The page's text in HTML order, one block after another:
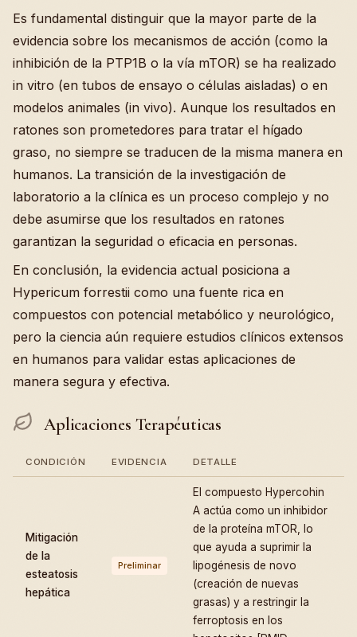
Es fundamental distinguir que la mayor parte de la
evidencia sobre los mecanismos de acción (como la
inhibición de la PTP1B o la vía mTOR) se ha realizado
in vitro (en tubos de ensayo o células aisladas) o en
modelos animales (in vivo). Aunque los resultados en
ratones son prometedores para tratar el hígado
graso, no siempre se traducen de la misma manera en
humanos. La transición de la investigación de
laboratorio a la clínica es un proceso complejo y no
debe asumirse que los resultados en ratones
garantizan la seguridad o eficacia en personas.
En conclusión, la evidencia actual posiciona a
Hypericum forrestii como una fuente rica en
compuestos con potencial metabólico y neurológico,
pero la ciencia aún requiere estudios clínicos extensos
en humanos para validar estas aplicaciones de
manera segura y efectiva.
Aplicaciones Terapéuticas
CONDICIÓN EVIDENCIA DETALLE
Mitigación
de la
esteatosis
hepática
Preliminar
El compuesto Hypercohin
A actúa como un inhibidor
de la proteína mTOR, lo
que ayuda a suprimir la
lipogénesis de novo
(creación de nuevas
grasas) y a restringir la
ferroptosis en los